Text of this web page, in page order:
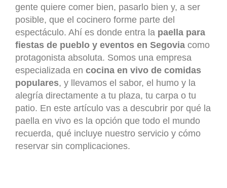
gente quiere comer bien, pasarlo bien y, a ser
posible, que el cocinero forme parte del
espectáculo. Ahí es donde entra la paella para
fiestas de pueblo y eventos en Segovia como
protagonista absoluta. Somos una empresa
especializada en cocina en vivo de comidas
populares, y llevamos el sabor, el humo y la
alegría directamente a tu plaza, tu carpa o tu
patio. En este artículo vas a descubrir por qué la
paella en vivo es la opción que todo el mundo
recuerda, qué incluye nuestro servicio y cómo
reservar sin complicaciones.